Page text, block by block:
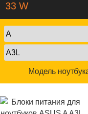
33 W
Модель